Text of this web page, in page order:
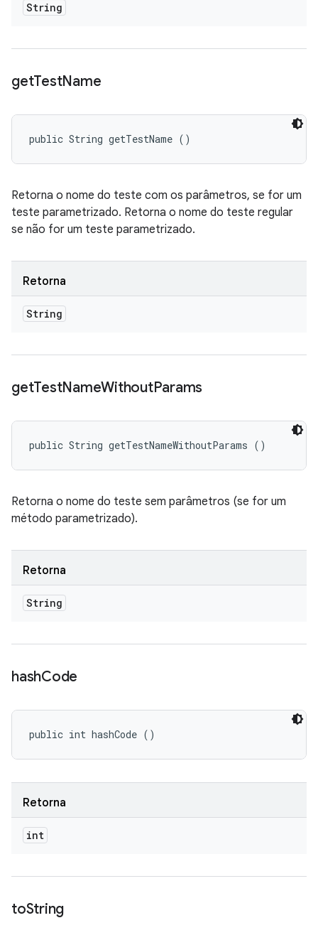
String
getTestName
public String getTestName ()
Retorna o nome do teste com os parâmetros, se for um
teste parametrizado. Retorna o nome do teste regular
se não for um teste parametrizado.
Retorna
String
getTestNameWithoutParams
public String getTestNameWithoutParams ()
Retorna o nome do teste sem parâmetros (se for um
método parametrizado).
Retorna
String
hashCode
public int hashCode ()
Retorna
int
toString